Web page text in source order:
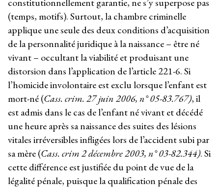
(temps, motifs). Surtout, la chambre criminelle
applique une seule des deux conditions d’acquisition
de la personnalité juridique à la naissance – être né
vivant – occultant la viabilité et produisant une
distorsion dans l’application de l’article 221-6. Si
l’homicide involontaire est exclu lorsque l’enfant est
mort-né (Cass. crim. 27 juin 2006, n° 05-83.767), il
est admis dans le cas de l’enfant né vivant et décédé
une heure après sa naissance des suites des lésions
vitales irréversibles infligées lors de l’accident subi par
sa mère (Cass. crim 2 décembre 2003, n° 03-82.344). Si
cette différence est justifiée du point de vue de la
légalité pénale, puisque la qualification pénale des